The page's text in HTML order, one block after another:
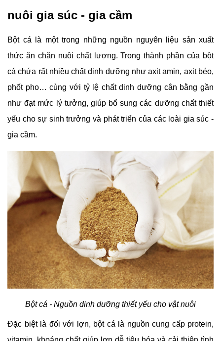
nuôi gia súc - gia cầm
Bột cá là một trong những nguồn nguyên liệu sản xuất
thức ăn chăn nuôi chất lượng. Trong thành phần của bột
cá chứa rất nhiều chất dinh dưỡng như axit amin, axit béo,
phốt pho… cùng với tỷ lệ chất dinh dưỡng cân bằng gần
như đạt mức lý tưởng, giúp bổ sung các dưỡng chất thiết
yếu cho sự sinh trưởng và phát triển của các loài gia súc -
gia cầm.
Bột cá - Nguồn dinh dưỡng thiết yếu cho vật nuôi
Đặc biệt là đối với lợn, bột cá là nguồn cung cấp protein,